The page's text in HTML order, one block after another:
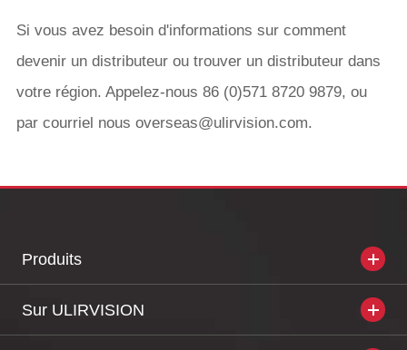
Si vous avez besoin d'informations sur comment
devenir un distributeur ou trouver un distributeur dans
votre région. Appelez-nous 86 (0)571 8720 9879, ou
par courriel nous overseas@ulirvision.com.
Produits
Sur ULIRVISION